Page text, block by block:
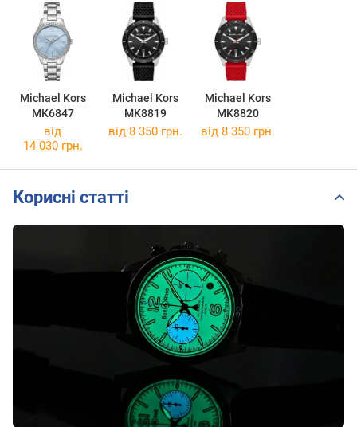
Michael Kors
MK6847
Michael Kors
MK8819
Michael Kors
MK8820
від
14 030 грн.
від 8 350 грн. від 8 350 грн.
Корисні статті